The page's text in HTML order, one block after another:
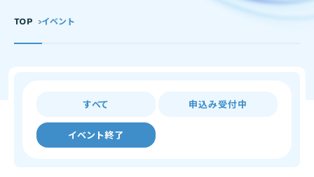
TOP イベント
すべて 申込み受付中
イベント終了